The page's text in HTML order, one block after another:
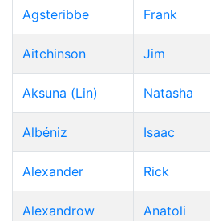
Agsteribbe Frank
Aitchinson Jim
Aksuna (Lin) Natasha
Albéniz Isaac
Alexander Rick
Alexandrow
Anatoli